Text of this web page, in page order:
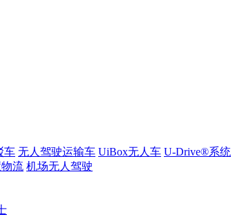
车 无人驾驶运输车 UiBox无人车 U-Drive®系统
流 机场无人驾驶